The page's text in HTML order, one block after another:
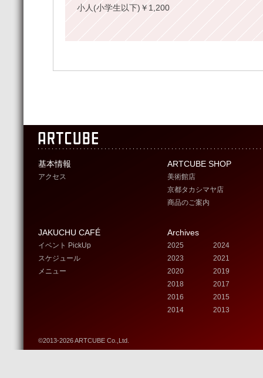
小人(小学生以下)￥1,200
基本情報
アクセス
ARTCUBE SHOP
美術館店
京都タカシマヤ店
商品のご案内
JAKUCHU CAFÉ
イベント PickUp
スケジュール
メニュー
Archives
2025
2024
2023
2021
2020
2019
2018
2017
2016
2015
2014
2013
©2013-2026 ARTCUBE Co.,Ltd.